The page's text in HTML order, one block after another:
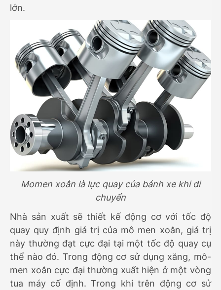
lớn.
Momen xoắn là lực quay của bánh xe khi di
chuyển
Nhà sản xuất sẽ thiết kế động cơ với tốc độ
quay quy định giá trị của mô men xoắn, giá trị
này thường đạt cực đại tại một tốc độ quay cụ
thể nào đó. Trong động cơ sử dụng xăng, mô-
men xoắn cực đại thường xuất hiện ở một vòng
tua máy cố định. Trong khi trên động cơ sử